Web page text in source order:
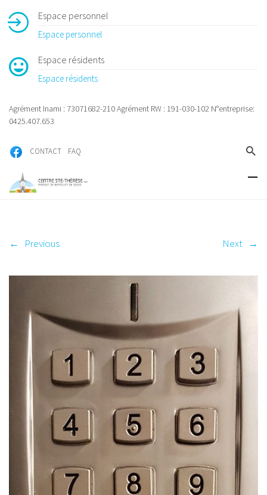
Espace personnel
Espace personnel
Espace résidents
Espace résidents
Agrément Inami : 73071682-210 Agrément RW : 191-030-102 N°entreprise:
0425.407.653
CONTACT FAQ
← Previous Next →